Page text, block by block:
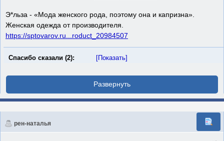
Э*льза - «Мода женского рода, поэтому она и капризна».
Женская одежда от производителя.
https://sptovarov.ru...roduct_20984507
Спасибо сказали (2): [Показать]
рен-наталья